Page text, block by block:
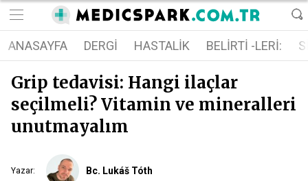
ANASAYFA DERGI HASTALIK BELIRTI -LERI:
Grip tedavisi: Hangi ilaçlar
seçilmeli? Vitamin ve mineralleri
unutmayalım
Yazar: Bc. Lukáš Tóth